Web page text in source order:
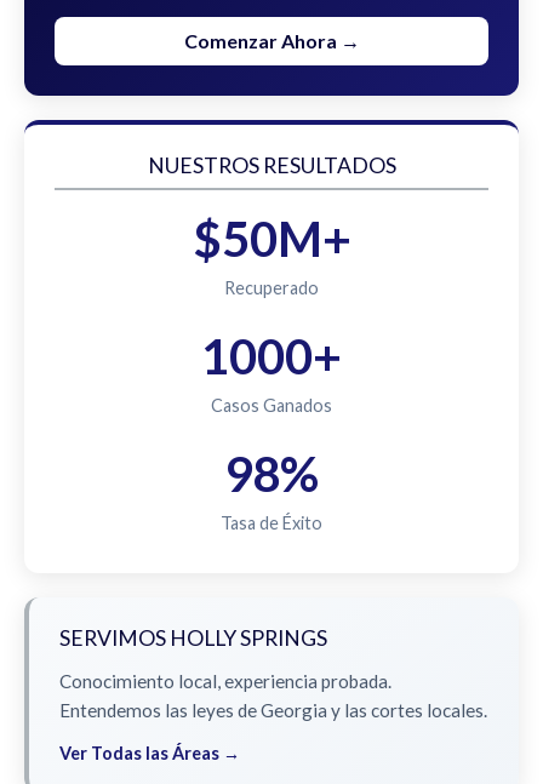
Comenzar Ahora →
NUESTROS RESULTADOS
$50M+
Recuperado
1000+
Casos Ganados
98%
Tasa de Éxito
SERVIMOS HOLLY SPRINGS
Conocimiento local, experiencia probada.
Entendemos las leyes de Georgia y las cortes locales.
Ver Todas las Áreas →